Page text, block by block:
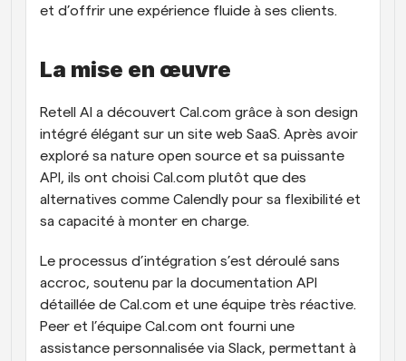
et d’offrir une expérience fluide à ses clients.
La mise en œuvre
Retell AI a découvert Cal.com grâce à son design
intégré élégant sur un site web SaaS. Après avoir
exploré sa nature open source et sa puissante
API, ils ont choisi Cal.com plutôt que des
alternatives comme Calendly pour sa flexibilité et
sa capacité à monter en charge.
Le processus d’intégration s’est déroulé sans
accroc, soutenu par la documentation API
détaillée de Cal.com et une équipe très réactive.
Peer et l’équipe Cal.com ont fourni une
assistance personnalisée via Slack, permettant à